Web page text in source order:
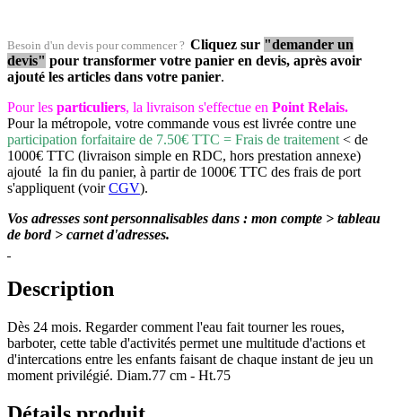
Besoin d'un devis pour commencer ? Cliquez sur "demander un
devis" pour transformer votre panier en devis, après avoir
ajouté les articles dans votre panier.
Pour les particuliers, la livraison s'effectue en Point Relais.
Pour la métropole, votre commande vous est livrée contre une
participation forfaitaire de 7.50€ TTC = Frais de traitement < de
1000€ TTC (livraison simple en RDC, hors prestation annexe)
ajouté la fin du panier, à partir de 1000€ TTC des frais de port
s'appliquent (voirCGV).
Vos adresses sont personnalisables dans : mon compte > tableau
de bord > carnet d'adresses.
Description
Dès 24 mois. Regarder comment l'eau fait tourner les roues,
barboter, cette table d'activités permet une multitude d'actions et
d'intercations entre les enfants faisant de chaque instant de jeu un
moment privilégié. Diam.77 cm - Ht.75